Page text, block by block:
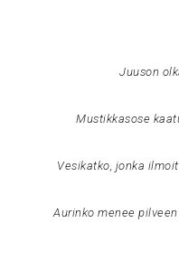
Juuson
Mustikkasose
Vesikatko, jonka
Aurinko menee